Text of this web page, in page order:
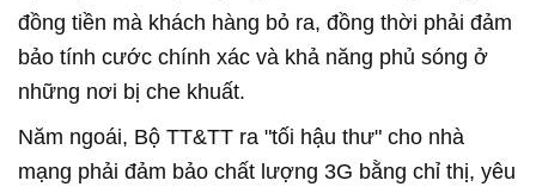
đồng tiền mà khách hàng bỏ ra, đồng thời phải đảm
bảo tính cước chính xác và khả năng phủ sóng ở
những nơi bị che khuất.
Năm ngoái, Bộ TT&TT ra "tối hậu thư" cho nhà
mạng phải đảm bảo chất lượng 3G bằng chỉ thị, yêu